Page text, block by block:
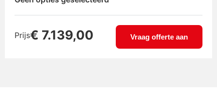
DoubleLock SCM Disselslot
gemonteerd
Prijs€ 7.139,00 Vraag offerte aan